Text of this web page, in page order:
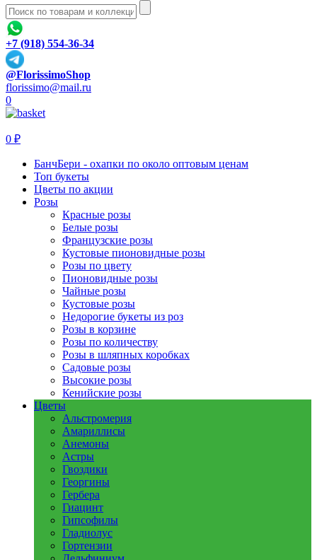
+7 (918) 554-36-34
@FlorissimoShop
florissimo@mail.ru
0
0 ₽
БанчБери - охапки по около оптовым ценам
Топ букеты
Цветы по акции
Розы
Красные розы
Белые розы
Французские розы
Кустовые пионовидные розы
Розы по цвету
Пионовидные розы
Чайные розы
Кустовые розы
Недорогие букеты из роз
Розы в корзине
Розы по количеству
Розы в шляпных коробках
Садовые розы
Высокие розы
Кенийские розы
Цветы
Альстромерия
Амариллисы
Анемоны
Астры
Гвоздики
Георгины
Гербера
Гиацинт
Гипсофилы
Гладиолус
Гортензии